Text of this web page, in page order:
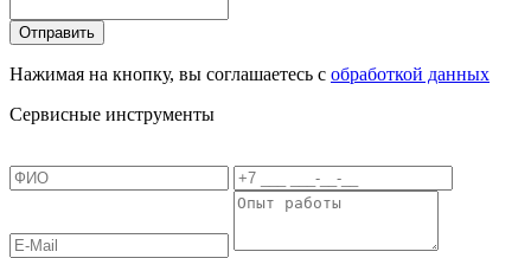
Отправить
Нажимая на кнопку, вы соглашаетесь с обработкой данных
Сервисные инструменты